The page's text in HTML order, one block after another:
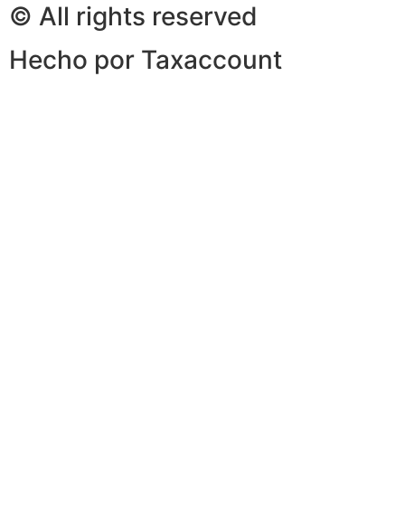
© All rights reserved
Hecho por Taxaccount